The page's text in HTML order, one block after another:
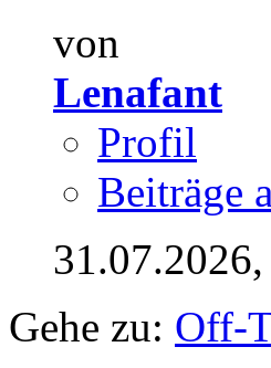
von
Lenafant
Profil
Beiträge
31.07.2026,
Gehe zu: Off-